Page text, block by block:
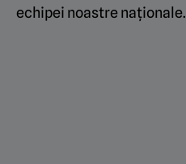
echipei noastre naționale.